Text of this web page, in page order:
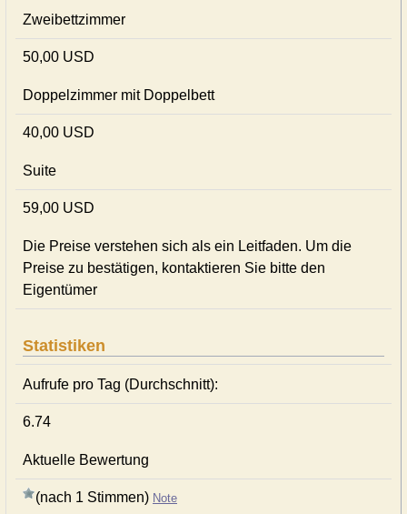
Zweibettzimmer
50,00 USD
Doppelzimmer mit Doppelbett
40,00 USD
Suite
59,00 USD
Die Preise verstehen sich als ein Leitfaden. Um die
Preise zu bestätigen, kontaktieren Sie bitte den
Eigentümer
Statistiken
Aufrufe pro Tag (Durchschnitt):
6.74
Aktuelle Bewertung
(nach 1 Stimmen) Note